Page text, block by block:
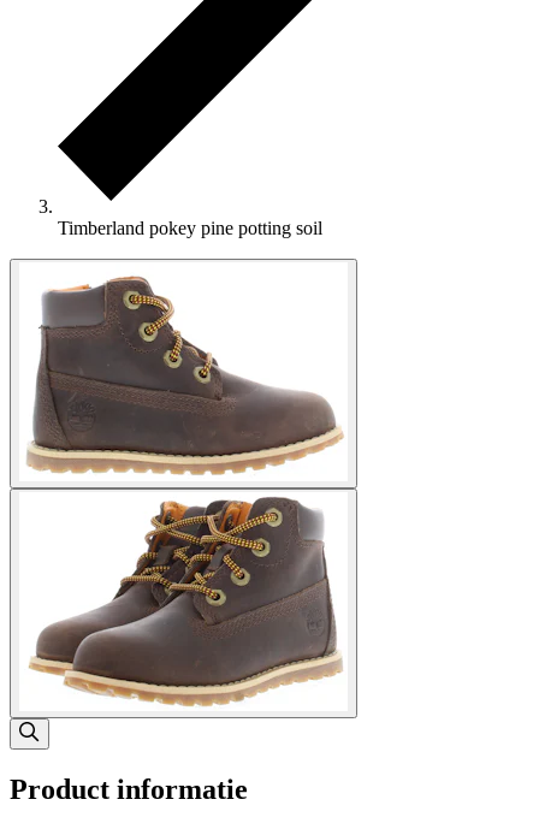
Timberland pokey pine potting soil
Product informatie